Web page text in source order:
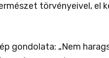
törvényeivel, el
gondolata: „Nem